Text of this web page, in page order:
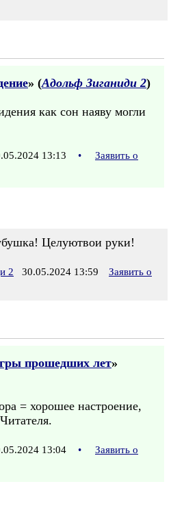
» (Адольф Зиганиди 2)
как сон наяву могли
13:13 •
Заявить о
Целуютвои руки!
2 30.05.2024 13:59
Заявить о
прошедших лет»
= хорошее настроение,
13:04 •
Заявить о